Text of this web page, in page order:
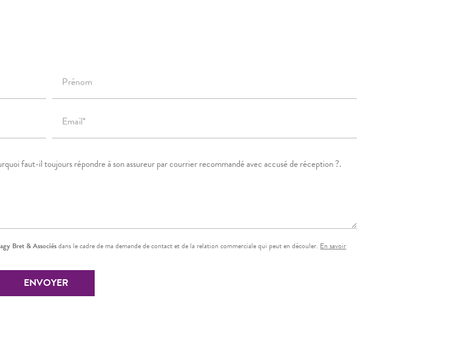
Prénom
Email*
Bret & Associésdans le cadre de ma demande de contact et de la relation commerciale qui peut en découler. En savoir